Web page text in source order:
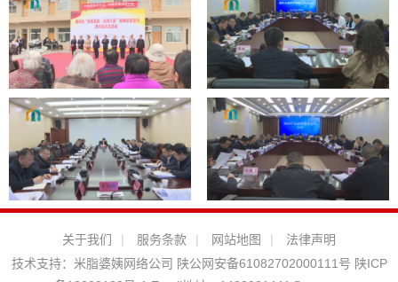
关于我们 | 服务条款 | 网站地图 |
法律声明
技术支持： 米脂婆姨网络公司 陕公网安备61082702000111号 陕ICP